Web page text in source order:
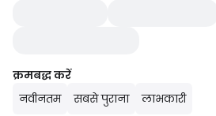
क्रमबद्ध करें
नवीनतम
सबसे पुराना लाभकारी